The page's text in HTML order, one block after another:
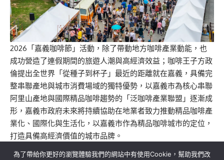
2026「嘉義咖啡節」活動，除了帶動地方咖啡產業動能，也
成功營造了連假期間的旅遊人潮與高經濟效益 ；咖啡王子方政
倫提出全世界「從種子到杯子」最近的距離就在嘉義，具備完
整串聯產地與城市消費場域的獨特優勢，以嘉義市為核心串聯
阿里山產地與國際精品咖啡趨勢的 「泛咖啡產業聯盟」 逐漸成
形，嘉義市政府未來將持續協助在地業者致力推動精品咖啡產
業化、國際化與生活化，以嘉義市作為精品咖啡城市的定位，
打造具備高經濟價值的城市品牌。
為了帶給你更好的瀏覽體驗我們的網站中有使用Cookie，幫助我們改